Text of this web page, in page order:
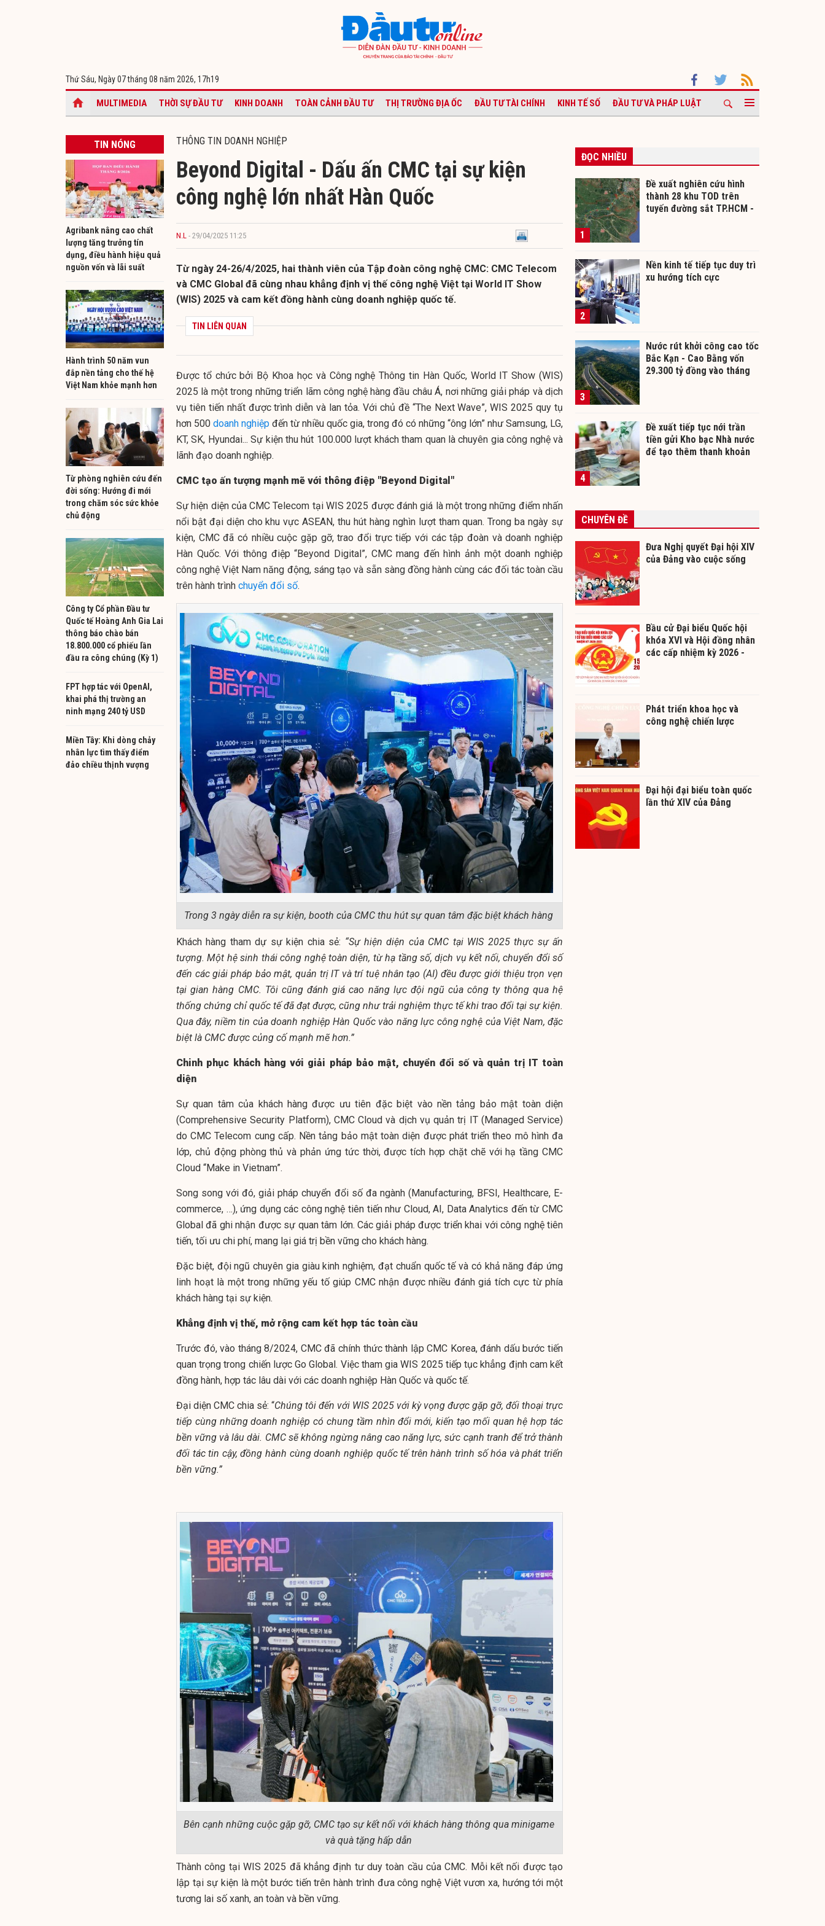
Thứ Sáu, Ngày 07 tháng 08 năm 2026, 17h19
MULTIMEDIA THỜI SỰ ĐẦU TƯ KINH DOANH TOÀN CẢNH ĐẦU TƯ THỊ TRƯỜNG ĐỊA ỐC ĐẦU TƯ TÀI CHÍNH KINH TẾ SỐ ĐẦU TƯ VÀ PHÁP LUẬT
TIN NÓNG
Agribank nâng cao chất
lượng tăng trưởng tín
dụng, điều hành hiệu quả
nguồn vốn và lãi suất
Hành trình 50 năm vun
đắp nền tảng cho thế hệ
Việt Nam khỏe mạnh hơn
Từ phòng nghiên cứu đến
đời sống: Hướng đi mới
trong chăm sóc sức khỏe
chủ động
Công ty Cổ phần Đầu tư
Quốc tế Hoàng Anh Gia Lai
thông báo chào bán
18.800.000 cổ phiếu lần
đầu ra công chúng (Kỳ 1)
FPT hợp tác với OpenAI,
khai phá thị trường an
ninh mạng 240 tỷ USD
Miền Tây: Khi dòng chảy
nhân lực tìm thấy điểm
đảo chiều thịnh vượng
THÔNG TIN DOANH NGHIỆP
Beyond Digital - Dấu ấn CMC tại sự kiện
công nghệ lớn nhất Hàn Quốc
N.L - 29/04/2025 11:25
Từ ngày 24-26/4/2025, hai thành viên của Tập đoàn công nghệ CMC: CMC Telecom
và CMC Global đã cùng nhau khẳng định vị thế công nghệ Việt tại World IT Show
(WIS) 2025 và cam kết đồng hành cùng doanh nghiệp quốc tế.
TIN LIÊN QUAN
Được tổ chức bởi Bộ Khoa học và Công nghệ Thông tin Hàn Quốc, World IT Show (WIS)
2025 là một trong những triển lãm công nghệ hàng đầu châu Á, nơi những giải pháp và dịch
vụ tiên tiến nhất được trình diễn và lan tỏa. Với chủ đề “The Next Wave”, WIS 2025 quy tụ
hơn 500 doanh nghiệp đến từ nhiều quốc gia, trong đó có những “ông lớn” như Samsung, LG,
KT, SK, Hyundai... Sự kiện thu hút 100.000 lượt khách tham quan là chuyên gia công nghệ và
lãnh đạo doanh nghiệp.
CMC tạo ấn tượng mạnh mẽ với thông điệp "Beyond Digital"
Sự hiện diện của CMC Telecom tại WIS 2025 được đánh giá là một trong những điểm nhấn
nổi bật đại diện cho khu vực ASEAN, thu hút hàng nghìn lượt tham quan. Trong ba ngày sự
kiện, CMC đã có nhiều cuộc gặp gỡ, trao đổi trực tiếp với các tập đoàn và doanh nghiệp
Hàn Quốc. Với thông điệp “Beyond Digital”, CMC mang đến hình ảnh một doanh nghiệp
công nghệ Việt Nam năng động, sáng tạo và sẵn sàng đồng hành cùng các đối tác toàn cầu
trên hành trình chuyển đổi số.
Trong 3 ngày diễn ra sự kiện, booth của CMC thu hút sự quan tâm đặc biệt khách hàng
Khách hàng tham dự sự kiện chia sẻ: “Sự hiện diện của CMC tại WIS 2025 thực sự ấn
tượng. Một hệ sinh thái công nghệ toàn diện, từ hạ tầng số, dịch vụ kết nối, chuyển đổi số
đến các giải pháp bảo mật, quản trị IT và trí tuệ nhân tạo (AI) đều được giới thiệu trọn vẹn
tại gian hàng CMC. Tôi cũng đánh giá cao năng lực đội ngũ của công ty thông qua hệ
thống chứng chỉ quốc tế đã đạt được, cũng như trải nghiệm thực tế khi trao đổi tại sự kiện.
Qua đây, niềm tin của doanh nghiệp Hàn Quốc vào năng lực công nghệ của Việt Nam, đặc
biệt là CMC được củng cố mạnh mẽ hơn.”
Chinh phục khách hàng với giải pháp bảo mật, chuyển đổi số và quản trị IT toàn
diện
Sự quan tâm của khách hàng được ưu tiên đặc biệt vào nền tảng bảo mật toàn diện
(Comprehensive Security Platform), CMC Cloud và dịch vụ quản trị IT (Managed Service)
do CMC Telecom cung cấp. Nền tảng bảo mật toàn diện được phát triển theo mô hình đa
lớp, chủ động phòng thủ và phản ứng tức thời, được tích hợp chặt chẽ với hạ tầng CMC
Cloud “Make in Vietnam”.
Song song với đó, giải pháp chuyển đổi số đa ngành (Manufacturing, BFSI, Healthcare, E-
commerce, …), ứng dụng các công nghệ tiên tiến như Cloud, AI, Data Analytics đến từ CMC
Global đã ghi nhận được sự quan tâm lớn. Các giải pháp được triển khai với công nghệ tiên
tiến, tối ưu chi phí, mang lại giá trị bền vững cho khách hàng.
Đặc biệt, đội ngũ chuyên gia giàu kinh nghiệm, đạt chuẩn quốc tế và có khả năng đáp ứng
linh hoạt là một trong những yếu tố giúp CMC nhận được nhiều đánh giá tích cực từ phía
khách hàng tại sự kiện.
Khẳng định vị thế, mở rộng cam kết hợp tác toàn cầu
Trước đó, vào tháng 8/2024, CMC đã chính thức thành lập CMC Korea, đánh dấu bước tiến
quan trọng trong chiến lược Go Global. Việc tham gia WIS 2025 tiếp tục khẳng định cam kết
đồng hành, hợp tác lâu dài với các doanh nghiệp Hàn Quốc và quốc tế.
Đại diện CMC chia sẻ: “Chúng tôi đến với WIS 2025 với kỳ vọng được gặp gỡ, đối thoại trực
tiếp cùng những doanh nghiệp có chung tầm nhìn đổi mới, kiến tạo mối quan hệ hợp tác
bền vững và lâu dài. CMC sẽ không ngừng nâng cao năng lực, sức cạnh tranh để trở thành
đối tác tin cậy, đồng hành cùng doanh nghiệp quốc tế trên hành trình số hóa và phát triển
bền vững.”
Bên cạnh những cuộc gặp gỡ, CMC tạo sự kết nối với khách hàng thông qua minigame
và quà tặng hấp dẫn
Thành công tại WIS 2025 đã khẳng định tư duy toàn cầu của CMC. Mỗi kết nối được tạo
lập tại sự kiện là một bước tiến trên hành trình đưa công nghệ Việt vươn xa, hướng tới một
tương lai số xanh, an toàn và bền vững.
ĐỌC NHIỀU
1
Đề xuất nghiên cứu hình
thành 28 khu TOD trên
tuyến đường sắt TP.HCM -
2
Nền kinh tế tiếp tục duy trì
xu hướng tích cực
3
Nước rút khởi công cao tốc
Bắc Kạn - Cao Bằng vốn
29.300 tỷ đồng vào tháng
4
Đề xuất tiếp tục nới trần
tiền gửi Kho bạc Nhà nước
để tạo thêm thanh khoản
CHUYÊN ĐỀ
Đưa Nghị quyết Đại hội XIV
của Đảng vào cuộc sống
Bầu cử Đại biểu Quốc hội
khóa XVI và Hội đồng nhân
các cấp nhiệm kỳ 2026 -
Phát triển khoa học và
công nghệ chiến lược
Đại hội đại biểu toàn quốc
lần thứ XIV của Đảng